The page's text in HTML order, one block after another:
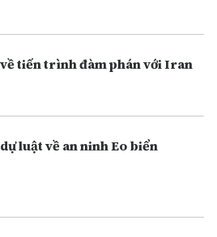
tiến trình đàm phán với Iran
luật về an ninh Eo biển